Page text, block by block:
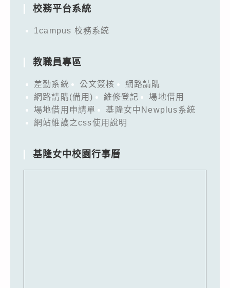
校務平台系統
1campus 校務系統
教職員專區
差勤系統 公文簽核
網路請購
網路請購(備用)
維修登記
場地借用
場地借用申請單
基隆女中Newplus系統
網站維護之css使用說明
基隆女中校園行事曆